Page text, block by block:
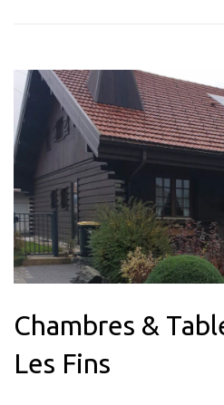
Chambres &
Les Fins